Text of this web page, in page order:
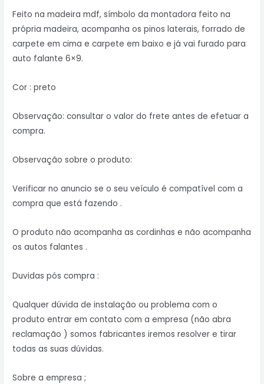
Feito na madeira mdf, símbolo da montadora feito na
própria madeira, acompanha os pinos laterais, forrado de
carpete em cima e carpete em baixo e já vai furado para
auto falante 6×9.
Cor : preto
Observação: consultar o valor do frete antes de efetuar a
compra.
Observação sobre o produto:
Verificar no anuncio se o seu veículo é compatível com a
compra que está fazendo .
O produto não acompanha as cordinhas e não acompanha
os autos falantes .
Duvidas pós compra :
Qualquer dúvida de instalação ou problema com o
produto entrar em contato com a empresa (não abra
reclamação ) somos fabricantes iremos resolver e tirar
todas as suas dúvidas.
Sobre a empresa ;